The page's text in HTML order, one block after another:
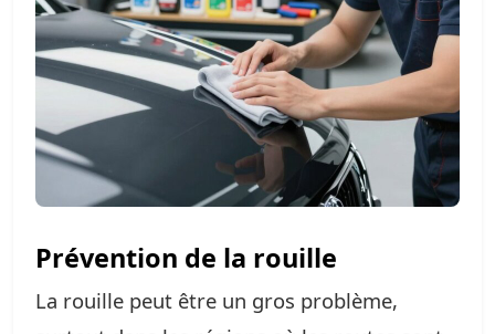
Prévention de la rouille
La rouille peut être un gros problème,